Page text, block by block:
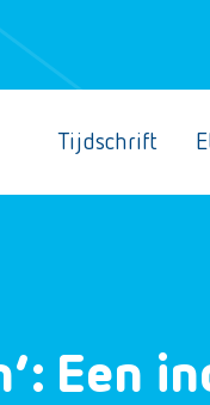
Tijdschrift
Een